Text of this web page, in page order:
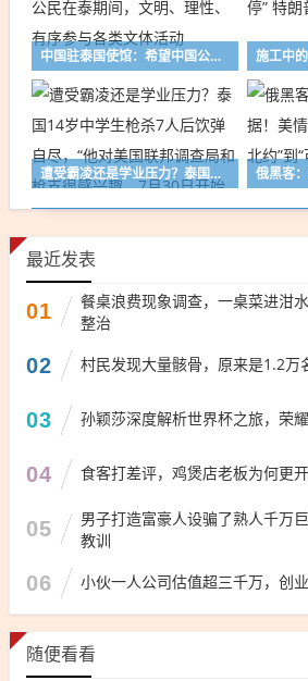
中国驻泰国使馆：希望中国公民在泰期间，文明、理性、有序参与各类文体活动
遭受霸凌还是学业压力？泰国14岁中学生枪杀7人后饮弹自尽，“他对美国联邦调查局和枪支很感兴趣，7月30日开始看其他国家枪击事件视频”
最近发表
01
餐桌浪费现象调查，一桌菜进泔
整治
02 村民发现大量骸骨，原来是1.2万
03 孙颖莎深度解析世界杯之旅，荣
04 食客打差评，鸡煲店老板为何更开
05
男子打造富豪人设骗了熟人千万
教训
06 小伙一人公司估值超三千万，创
随便看看